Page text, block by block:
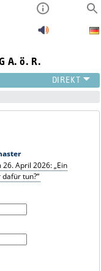
A. ö. R.
April 2026: „Ein
tun?“